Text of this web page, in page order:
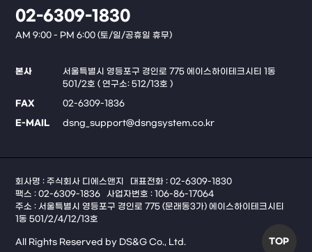
TOP
02-6309-1830
AM 9:00 - PM 6:00 (토/일/공휴일 휴무)
본사
서울특별시 영등포구 경인로 775 에이스하이테크시티 1동
501/2호 ( 연구소: 512/13호 )
FAX
02-6309-1836
E-MAIL
dsng_support@dsngsystem.co.kr
회사명 : 주식회사 디에스앤지
대표전화 : 02-6309-1830
팩스 : 02-6309-1836
사업자번호 : 106-86-17064
주소 : 서울특별시 영등포구 경인로 775 (문래동3가) 에이스하이테크시티
1동 501/2/4/12/13호
All Rights Reserved by DS&G Co., Ltd.